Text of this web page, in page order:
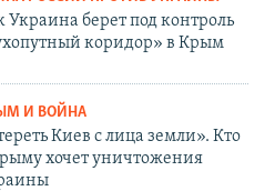
Украина берет под контроль
коридор» в Крым
И ВОЙНА
Киев с лица земли». Кто
хочет уничтожения